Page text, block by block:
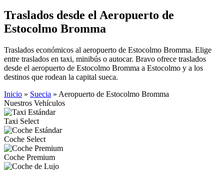
Traslados desde el Aeropuerto de
Estocolmo Bromma
Traslados económicos al aeropuerto de Estocolmo Bromma. Elige
entre traslados en taxi, minibús o autocar. Bravo ofrece traslados
desde el aeropuerto de Estocolmo Bromma a Estocolmo y a los
destinos que rodean la capital sueca.
Inicio » Suecia » Aeropuerto de Estocolmo Bromma
Nuestros Vehículos
Taxi Select
Coche Select
Coche Premium